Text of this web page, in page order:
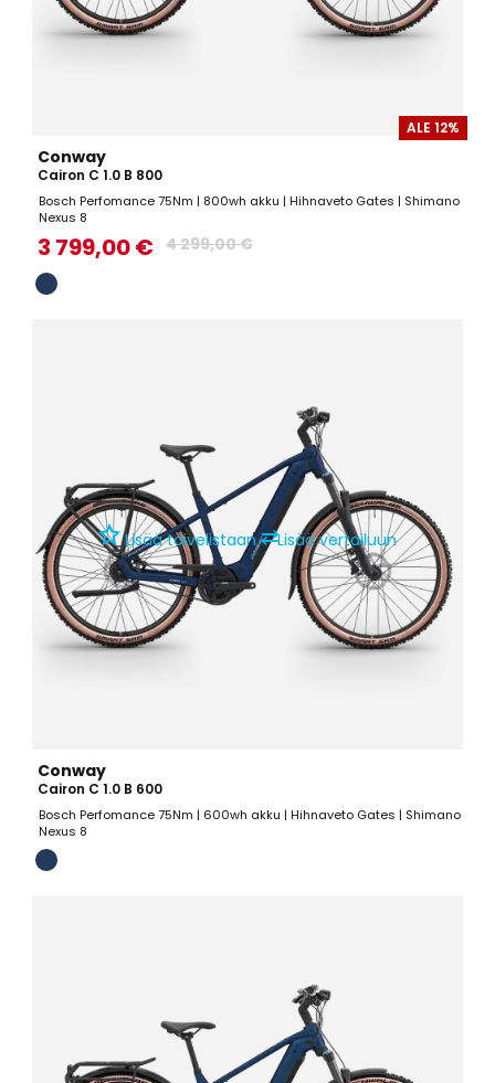
ALE 12%
Conway
Cairon C 1.0 B 800
Bosch Perfomance 75Nm | 800wh akku | Hihnaveto Gates | Shimano
Nexus 8
3 799,00 € 4 299,00 €
Lisää toivelistaan⇄Lisää vertailuun
Conway
Cairon C 1.0 B 600
Bosch Perfomance 75Nm | 600wh akku | Hihnaveto Gates | Shimano
Nexus 8